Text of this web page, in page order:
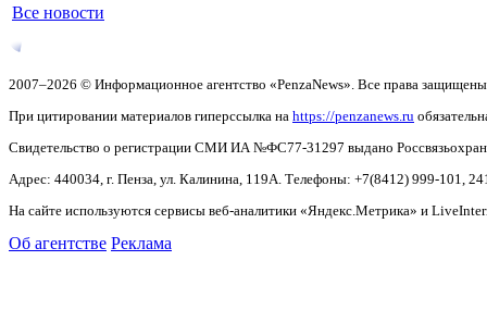
Все новости
2007–2026 © Информационное агентство «PenzaNews». Все права
При цитировании материалов гиперссылка на https://penzanews.ru
Свидетельство о регистрации СМИ ИА №ФС77-31297 выдано
Адрес: 440034, г. Пенза, ул. Калинина, 119А. Телефоны: +7(8412) 999-101,
На сайте используются сервисы веб-аналитики «Яндекс.Метрика» и
Об агентстве Реклама